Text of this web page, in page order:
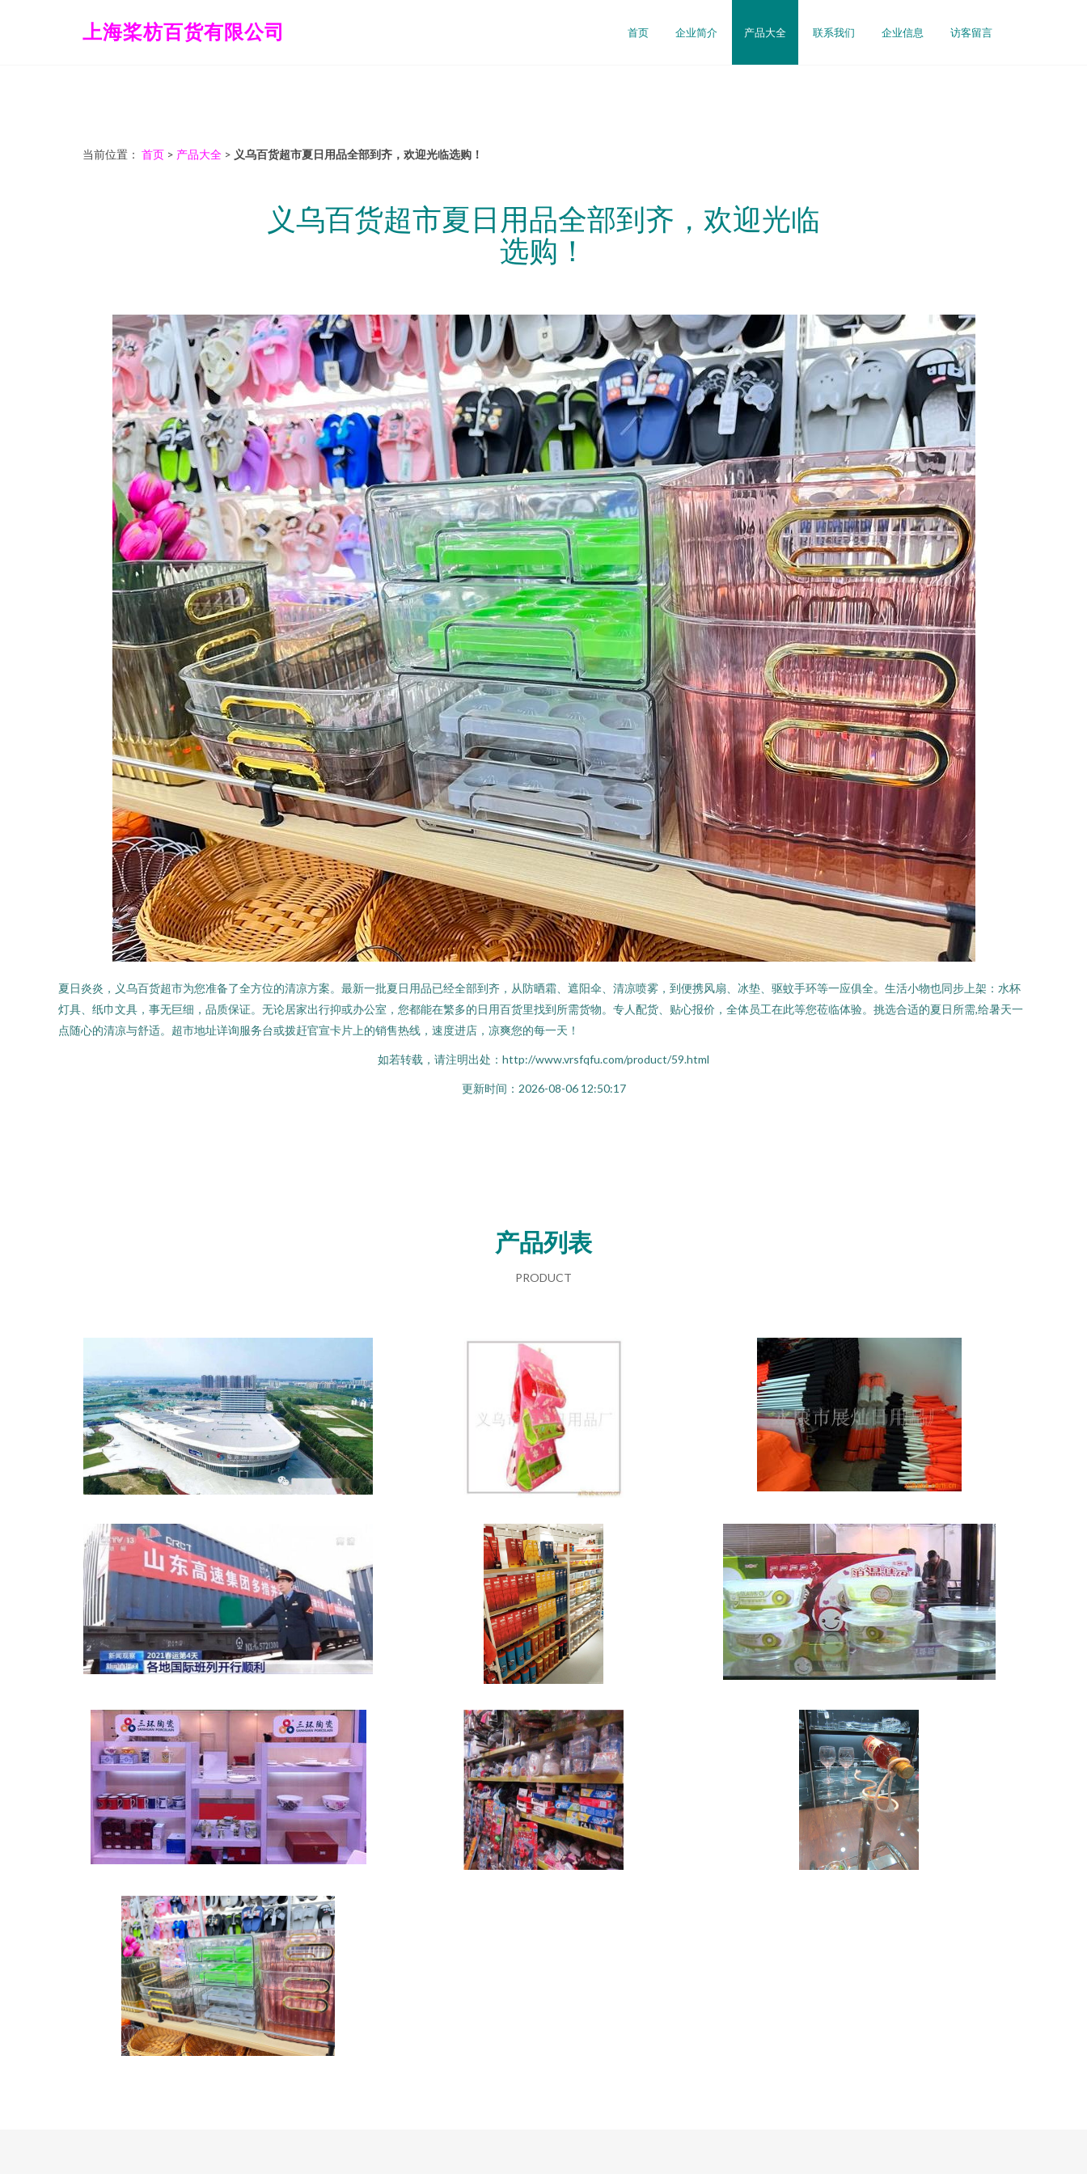
上海桨枋百货有限公司 首页 企业简介 产品大全 联系我们 企业信息 访客留言
当前位置： 首页 > 产品大全 > 义乌百货超市夏日用品全部到齐，欢迎光临选购！
义乌百货超市夏日用品全部到齐，欢迎光临
选购！
夏日炎炎，义乌百货超市为您准备了全方位的清凉方案。最新一批夏日用品已经全部到齐，从防晒霜、遮阳伞、清凉喷雾，到便携风扇、冰垫、驱蚊手环等一应俱全。生活小物也同步上架：水杯
灯具、纸巾文具，事无巨细，品质保证。无论居家出行抑或办公室，您都能在繁多的日用百货里找到所需货物。专人配货、贴心报价，全体员工在此等您莅临体验。挑选合适的夏日所需,给暑天一
点随心的清凉与舒适。超市地址详询服务台或拨赶官宣卡片上的销售热线，速度进店，凉爽您的每一天！
如若转载，请注明出处：http://www.vrsfqfu.com/product/59.html
更新时间：2026-08-06 12:50:17
产品列表
PRODUCT